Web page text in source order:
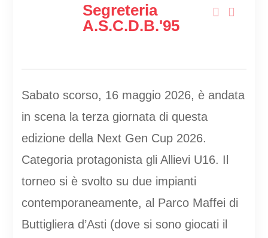
Segreteria
A.s.c.d.B.'95
Sabato scorso, 16 maggio 2026, è andata
in scena la terza giornata di questa
edizione della Next Gen Cup 2026.
Categoria protagonista gli Allievi U16. Il
torneo si è svolto su due impianti
contemporaneamente, al Parco Maffei di
Buttigliera d’Asti (dove si sono giocati il